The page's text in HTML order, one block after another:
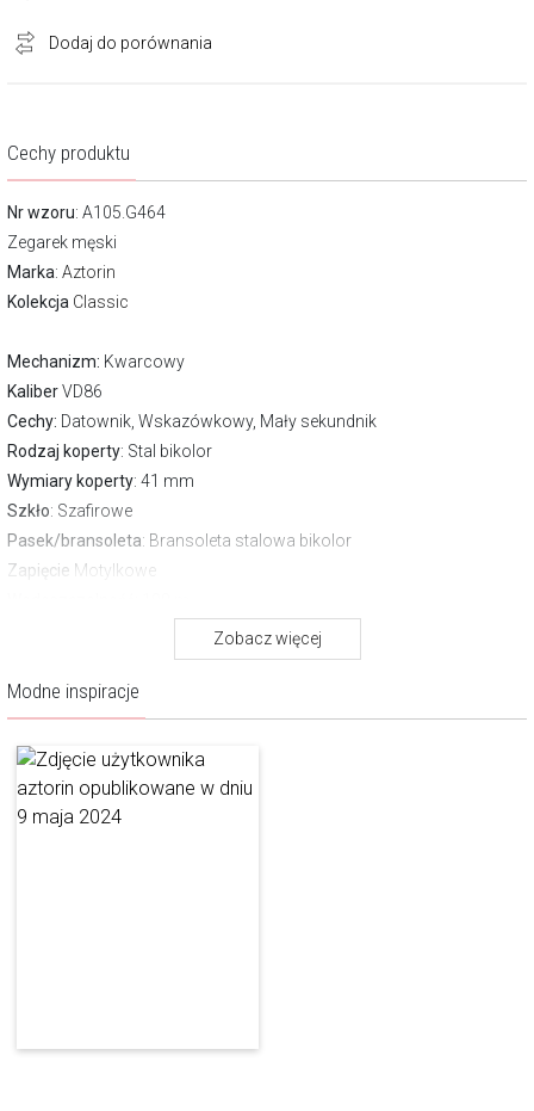
Cechy produktu
Nr wzoru: A105.G464
Zegarek męski
Marka: Aztorin
Kolekcja Classic
Mechanizm: Kwarcowy
KaliberVD86
Cechy: Datownik, Wskazówkowy, Mały sekundnik
Rodzaj koperty: Stal bikolor
Wymiary koperty: 41 mm
Szkło: Szafirowe
Pasek/bransoleta: Bransoleta stalowa bikolor
Zapięcie Motylkowe
2 lata
Wymiary paska: 100/100 mm, szerokość paska 24 mm
O marce Aztorin
Aztorin to marka, która swoją filozofią i wzornictwem doskonale
Zobacz więcej
Dodaj do porównania
Modne inspiracje